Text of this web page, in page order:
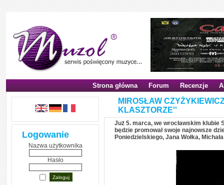
Strona główna Forum Recenzje
Logowanie
Nazwa użytkownika
Hasło
MIROSŁAW
KLASZTORZE''
Już 5. marca, we wrocławskim
będzie promował swoje najnowsze
Poniedzielskiego, Jana Wołka,